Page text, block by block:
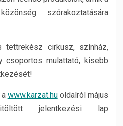
szórakoztatására
tettrekész cirkusz, színház,
csoportos mulattató, kisebb
a www.karzat.huoldalról május
jelentkezési lap